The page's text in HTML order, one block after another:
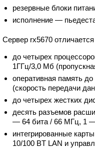
резервные блоки
исполнение —
Сервер rx5670
до четырех
1ГГц/3,0 Мб
оперативная память
(скорость передачи
до четырех жестких
десять разъемов
— 64 бита / 66 МГц, 1
интегрированные
10/100 BT LAN и